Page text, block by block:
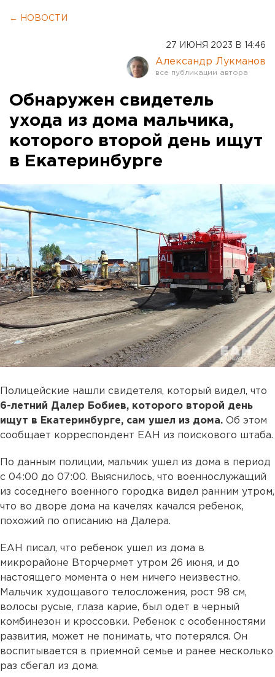
← НОВОСТИ
27 ИЮНЯ 2023 В 14:46
Александр Лукманов
Обнаружен свидетель
ухода из дома мальчика,
которого второй день ищут
в Екатеринбурге
Полицейские нашли свидетеля, который видел, что
6-летний Далер Бобиев, которого второй день
ищут в Екатеринбурге, сам ушел из дома. Об этом
сообщает корреспондент ЕАН из поискового штаба.
По данным полиции, мальчик ушел из дома в период
с 04:00 до 07:00. Выяснилось, что военнослужащий
из соседнего военного городка видел ранним утром,
что во дворе дома на качелях качался ребенок,
похожий по описанию на Далера.
ЕАН писал, что ребенок ушел из дома в
микрорайоне Вторчермет утром 26 июня, и до
настоящего момента о нем ничего неизвестно.
Мальчик худощавого телосложения, рост 98 см,
волосы русые, глаза карие, был одет в черный
комбинезон и кроссовки. Ребенок с особенностями
развития, может не понимать, что потерялся. Он
воспитывается в приемной семье и ранее несколько
раз сбегал из дома.